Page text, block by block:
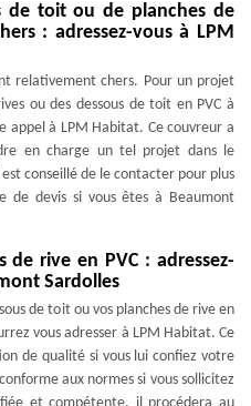
de toit ou de planches de
: adressez-vous à LPM
relativement chers. Pour un projet
ou des dessous de toit en PVC à
appel à LPM Habitat. Ce couvreur a
en charge un tel projet dans le
conseillé de le contacter pour plus
de devis si vous êtes à Beaumont
de rive en PVC : adressez-
Sardolles
de toit ou vos planches de rive en
vous adresser à LPM Habitat. Ce
de qualité si vous lui confiez votre
aux normes si vous sollicitez